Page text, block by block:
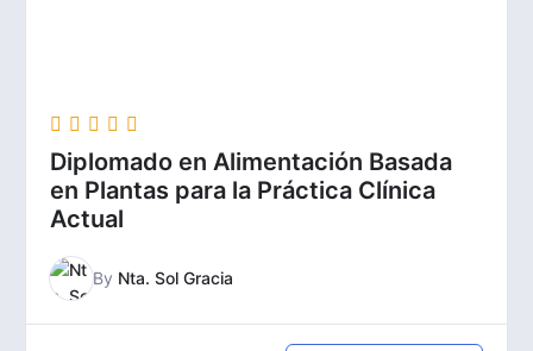
Diplomado en Alimentación Basada
en Plantas para la Práctica Clínica
Actual
By Nta. Sol Gracia